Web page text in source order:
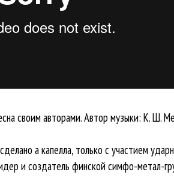
своим авторами. Автор музыки: К. Ш.
а капелла, только с участием
и создатель финской симфо-метал-